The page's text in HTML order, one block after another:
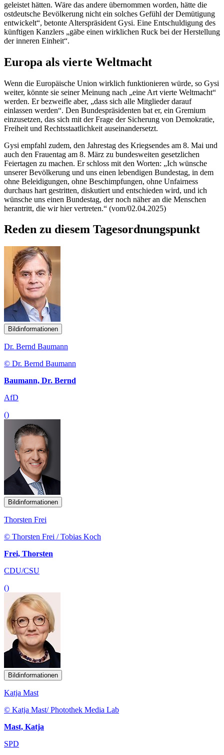
geleistet hätten. Wäre das andere übernommen worden, hätte die
ostdeutsche Bevölkerung nicht ein solches Gefühl der Demütigung
entwickelt“, betonte Alterspräsident Gysi. Eine Entschuldigung des
künftigen Kanzlers „gäbe einen wirklichen Ruck bei der Herstellung
der inneren Einheit“.
Europa als vierte Weltmacht
Wenn die Europäische Union wirklich funktionieren würde, so Gysi
weiter, könnte sie seiner Meinung nach „eine Art vierte Weltmacht“
werden. Er bezweifle aber, „dass sich alle Mitglieder darauf
einlassen werden“. Den Bundespräsidenten bat er, ein Gremium
einzusetzen, das sich mit der Frage der Sicherung von Demokratie,
Freiheit und Rechtsstaatlichkeit auseinandersetzt.
Gysi empfahl zudem, den Jahrestag des Kriegsendes am 8. Mai und
auch den Frauentag am 8. März zu bundesweiten gesetzlichen
Feiertagen zu machen. Er schloss mit den Worten: „Ich wünsche
unserer Bevölkerung und uns einen lebendigen Bundestag, in dem
ohne Beleidigungen, ohne Beschimpfungen, ohne Unfairness
durchaus hart gestritten, diskutiert und entschieden wird, und ich
wünsche uns einen Bundestag, der noch näher an die Menschen
herantritt, die wir hier vertreten.“ (vom/02.04.2025)
Reden zu diesem Tagesordnungspunkt
Bildinformationen
Dr. Bernd Baumann
© Dr. Bernd Baumann
Baumann, Dr. Bernd
AfD
()
Bildinformationen
Thorsten Frei
© Thorsten Frei / Tobias Koch
Frei, Thorsten
CDU/CSU
()
Bildinformationen
Katja Mast
© Katja Mast/ Photothek Media Lab
Mast, Katja
SPD